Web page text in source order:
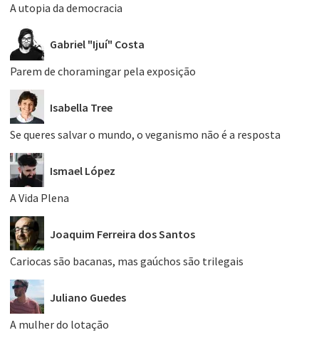
A utopia da democracia
Gabriel "Ijuí" Costa
Parem de choramingar pela exposição
Isabella Tree
Se queres salvar o mundo, o veganismo não é a resposta
Ismael López
A Vida Plena
Joaquim Ferreira dos Santos
Cariocas são bacanas, mas gaúchos são trilegais
Juliano Guedes
A mulher do lotação